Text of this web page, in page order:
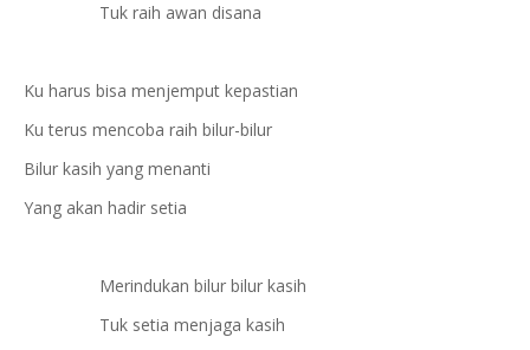
Tuk raih awan disana
Ku harus bisa menjemput kepastian
Ku terus mencoba raih bilur-bilur
Bilur kasih yang menanti
Yang akan hadir setia
Merindukan bilur bilur kasih
Tuk setia menjaga kasih